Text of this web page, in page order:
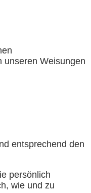
unseren Weisungen
entsprechend den
persönlich
wie und zu